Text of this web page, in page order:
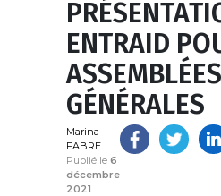
ENTRAID
ASSEMBLÉES
GÉNÉRALES
Marina
FABRE
Publié le 6
décembre
2021